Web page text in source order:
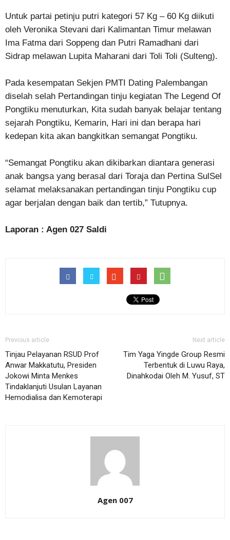
Untuk partai petinju putri kategori 57 Kg – 60 Kg diikuti
oleh Veronika Stevani dari Kalimantan Timur melawan
Ima Fatma dari Soppeng dan Putri Ramadhani dari
Sidrap melawan Lupita Maharani dari Toli Toli (Sulteng).
Pada kesempatan Sekjen PMTI Dating Palembangan
diselah selah Pertandingan tinju kegiatan The Legend Of
Pongtiku menuturkan, Kita sudah banyak belajar tentang
sejarah Pongtiku, Kemarin, Hari ini dan berapa hari
kedepan kita akan bangkitkan semangat Pongtiku.
“Semangat Pongtiku akan dikibarkan diantara generasi
anak bangsa yang berasal dari Toraja dan Pertina SulSel
selamat melaksanakan pertandingan tinju Pongtiku cup
agar berjalan dengan baik dan tertib,” Tutupnya.
Laporan : Agen 027 Saldi
Previous article
Tinjau Pelayanan RSUD Prof
Anwar Makkatutu, Presiden
Jokowi Minta Menkes
Tindaklanjuti Usulan Layanan
Hemodialisa dan Kemoterapi
Next article
Tim Yaga Yingde Group Resmi
Terbentuk di Luwu Raya,
Dinahkodai Oleh M. Yusuf, ST
Agen 007